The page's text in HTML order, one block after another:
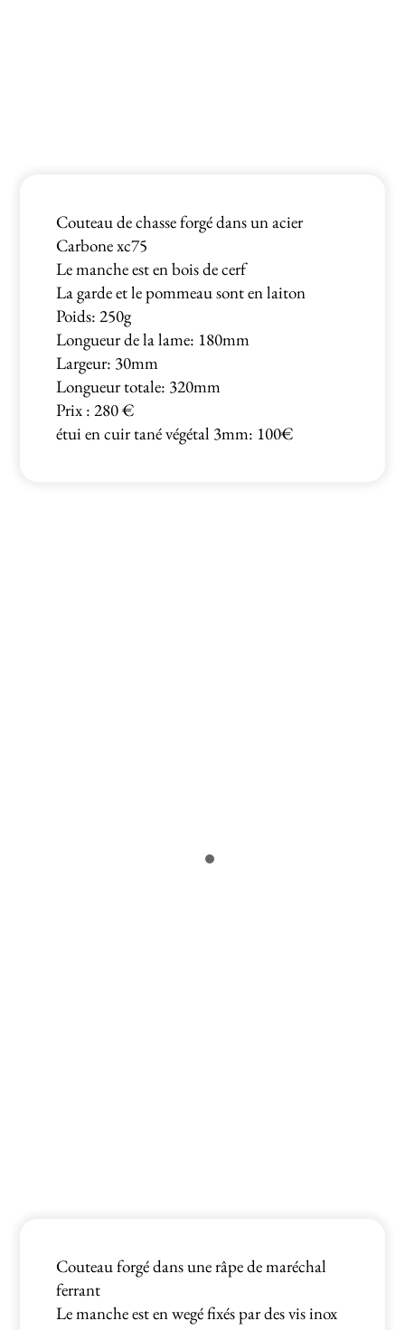
Couteau de chasse forgé dans un acier
Carbone xc75
Le manche est en bois de cerf
La garde et le pommeau sont en laiton
Poids: 250g
Longueur de la lame: 180mm
Largeur: 30mm
Longueur totale: 320mm
Prix : 280 €
étui en cuir tané végétal 3mm: 100€
Couteau forgé dans une râpe de maréchal
ferrant
Le manche est en wegé fixés par des vis inox